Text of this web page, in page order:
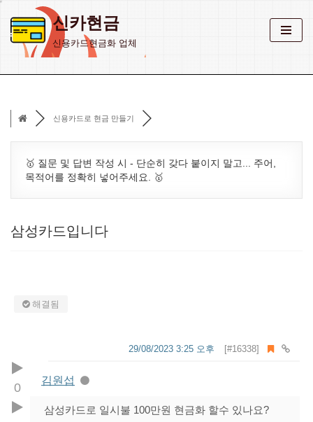
콘
너
신카현금
신용카드현금화 업체
신용카드로 현금 만들기
🥇 질문 및 답변 작성 시 - 단순히 갖다 붙이지 말고... 주어,
목적어를 정확히 넣어주세요. 🥇
삼성카드입니다
해결됨
0
[#16338]
29/08/2023 3:25 오후
김원섭
삼성카드로 일시불 100만원 현금화 할수 있나요?